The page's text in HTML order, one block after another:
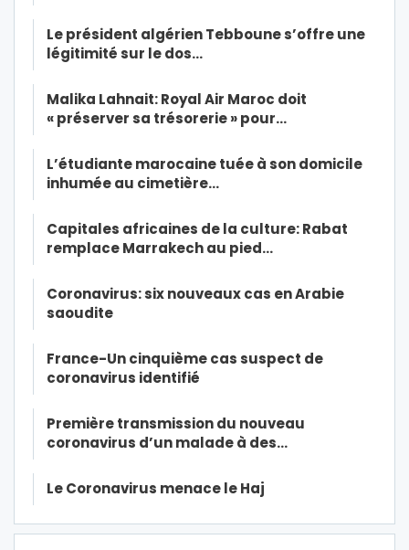
Le président algérien Tebboune s’offre une
légitimité sur le dos…
Malika Lahnait: Royal Air Maroc doit
« préserver sa trésorerie » pour…
L’étudiante marocaine tuée à son domicile
inhumée au cimetière…
Capitales africaines de la culture: Rabat
remplace Marrakech au pied…
Coronavirus: six nouveaux cas en Arabie
saoudite
France-Un cinquième cas suspect de
coronavirus identifié
Première transmission du nouveau
coronavirus d’un malade à des…
Le Coronavirus menace le Haj